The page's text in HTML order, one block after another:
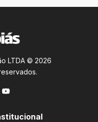
LTDA © 2026